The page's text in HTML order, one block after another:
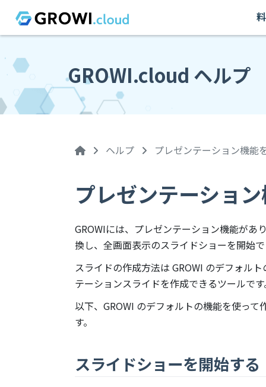
GROWI.cloud ヘルプ
ヘルプ プレゼンテーション機能
プレゼンテーショ
GROWIには、プレゼンテーション機能があ
換し、全画面表示のスライドショーを開始
スライドの作成方法は GROWI のデフォル
テーションスライドを作成できるツールで
以下、GROWI のデフォルトの機能を使っ
す。
スライドショーを開始する